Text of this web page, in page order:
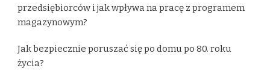
przedsiębiorców i jak wpływa na pracę z programem
magazynowym?
Jak bezpiecznie poruszać się po domu po 80. roku
życia?